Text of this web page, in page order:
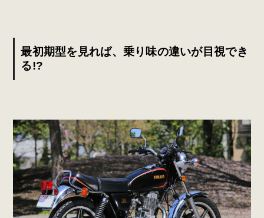
最初期型を見れば、乗り味の違いが目視でき
る!?